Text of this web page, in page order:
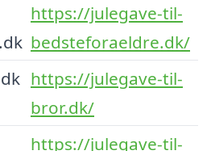
https://julegave-til-
bedsteforaeldre.dk/
https://julegave-til-
bror.dk/
https://julegave-til-